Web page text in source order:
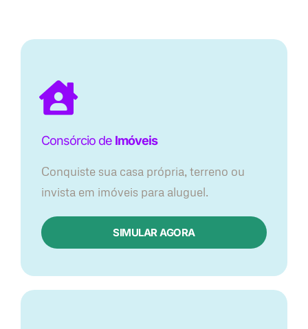
Consórcio de Imóveis
Conquiste sua casa própria, terreno ou
invista em imóveis para aluguel.
SIMULAR AGORA​